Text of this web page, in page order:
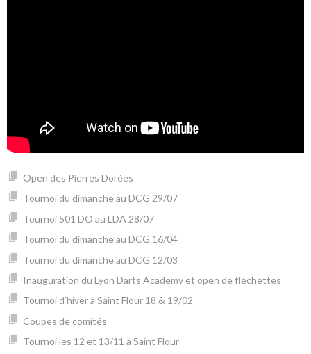
Open des Pierres Dorées
Tournoi du dimanche au DCG 29/07
Tournoi 501 DO au LDA 28/07
Tournoi du dimanche au DCG 16/04
Tournoi du dimanche au DCG 12/03
Inauguration du Lyon Darts Academy et open de fléchettes
Tournoi d’hiver à Saint Flour 18 & 19/02
Coupes de comités
Tournoi les 12 et 13/11 à Saint Flour